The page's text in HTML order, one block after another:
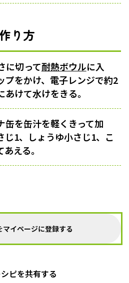
り方
に切って耐熱ボウルに入
プをかけ、電子レンジで約2
けて水けをきる。
缶を缶汁を軽くきって加
じ1、しょうゆ小さじ1、こ
える。
マイページに登録する
ピを共有する